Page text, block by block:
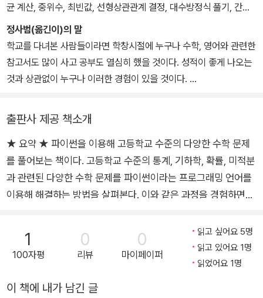
링』(2016), 『R에서 객체지향 프로그래밍 사용하기』(2016), 『파이
썬 프로그래밍 개론』(2016), 『산업인터넷(IIOT)과 함께하는 인더스
트리 4.0』(2017), 『장고 마스터하기』(2017), 『텐서플로로 구현하
는 딥러닝과 강화학습』(2017), 『머신 러닝 알고리즘』(2019)을 번역
했다.
균 계산, 중위수, 최빈값, 선형상관관계 결정, 대수방정식 풀기, 간단
한 추운동(pendulum), 주사위 게임 시뮬레이션, 기하학적 형상 생
성, 극한값/미분/적분 함수 계산을 파이썬 프로그램으로 살펴본다. 수
학적으로 이러한 내용은 매우 익숙한 주제들이지만 펜과 종이를 사용
하는 대신 컴퓨터를 이용해 알아볼 것이다.
하는 데 강력한 계산기 역할을 할 것이다. 다른 여러 업무 중에서 방정
식에 대한 해를 찾아내고 데이터 집합 간의 상관관계를 계산해 함수
의 최대값을 결정한다. 다른 프로그램에서는 투척물 운동, 동전 던지
기, 주사위 던지기 같은 실제 생활의 사건을 시뮬레이션한다. 이러한
사건을 시뮬레이션하는 프로그램을 이용해 쉽게 분석하고 이에 대해
예를 들어 프렉탈을 손으로 그리면 꽤 지루하고 거의 불가능하다. 하
지만 프로그램으로는 관련 작업을 루프문 내부에 위치시킨 다음 for
여러분은 프로그래밍과 수학이 좀 더 흥미롭고 재미있으며 도움이 될
정사범(옮긴이)의 말
학교를 다녀본 사람들이라면 학창시절에 누구나 수학, 영어와 관련한
참고서도 많이 사고 공부도 열심히 했을 것이다. 성적이 좋게 나오는
것과 상관없이 누구나 이러한 경험이 있을 것이다.
생각한다. 수학과 관련된 누구나 다 알고 있는 참고서의 누적판매량
이 우리나라 총인구 수준에 육박할 만큼 팔려 나간 것으로 추정된다
고 하니, 아직도 수학은 우리 학생들에게는 열심히 해야 하는 과목이
라고 생각된다. 프로그램은 어떠할까? 아마도 수학만큼은 아니겠지
만 관심이 있는 학생들이라면 프로그래밍 언어 하나는 배우고 있을
것이다. 이러한 언어 중에 최근 들어 인기가 있는 언어 중의 하나가 파
나는 수학과 프로그래밍 언어를 한 번에 익힐 수 있을 만한 책이 있으
면 좋겠다고 생각했는데, 바로 이 책이 찾고 있었던 책이었다. 이 책을
번역하게 되어 영광으로 생각한다.
만 인공지능의 위력을 가장 쉽게 접할 수 있었던 사건이었지 않을까
출판사 제공 책소개
★ 요약 ★ 파이썬을 이용해 고등학교 수준의 다양한 수학 문제
를 풀어보는 책이다. 고등학교 수준의 통계, 기하학, 확률, 미적분
과 관련된 다양한 수학 문제를 파이썬이라는 프로그래밍 언어를
이용해 해결하는 방법을 살펴본다. 이와 같은 과정을 경험하면서
터에 대한 통계값을 계산하고, 이를 그래프, 막대차트, 산점도로
가시화할 수 있으며, 동전 던지기, 주사위 던지기 등과 같은 놀이
를 통해 확률 이론과 프로그램을 이해할 수 있다. 또한, 파이썬의
기호 수학 함수를 사용해 대수학 문제를 풀거나, 기하학 형상을
1
100자평
0
리뷰
0
마이페이퍼
읽고 싶어요 5명
읽고 있어요 1명
읽었어요 1명
이 책에 내가 남긴 글